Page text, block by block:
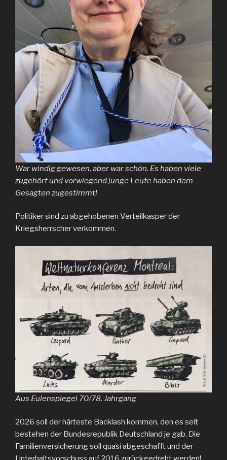
War windig gewesen, aber war schön. Es haben viele
zugehört und vorwiegend junge Leute haben dem
Gesagten zugestimmt!
Politiker sind zu abgehobenen Verteilkasper der
Kriegsherrscher verkommen.
Aus Eulenspiegel 70/78. Jahrgang
2026 soll der härteste Backlash kommen, den es seit
bestehen der Bundesrepublik Deutschland je gab. Die
Familienversicherung soll quasi abgeschafft und der